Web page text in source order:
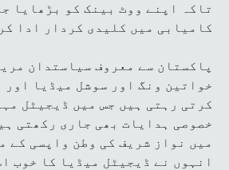
تاکہ اپنے ووٹ بینک کو بڑھایا
کامیابی میں کلیدی کردار ادا
پاکستان سے معروف سیاستدان
خواتین ونگ اور سوشل میڈیا اور
کرتی رہتی ہیں جس میں ڈیجیٹل
خصوصی ہدایات بھی جاری رکھتی
میں نواز شریف کی وطن واپسی کے
انہوں نے ڈیجیٹل میڈیا کا خوب